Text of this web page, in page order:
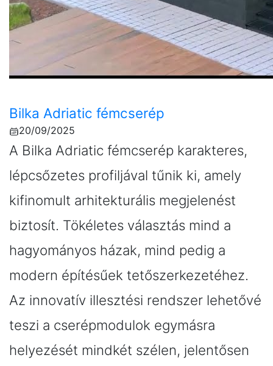
Bilka Adriatic fémcserép
20/09/2025
A Bilka Adriatic fémcserép karakteres,
lépcsőzetes profiljával tűnik ki, amely
kifinomult arhitekturális megjelenést
biztosít. Tökéletes választás mind a
hagyományos házak, mind pedig a
modern építésűek tetőszerkezetéhez.
Az innovatív illesztési rendszer lehetővé
teszi a cserépmodulok egymásra
helyezését mindkét szélen, jelentősen